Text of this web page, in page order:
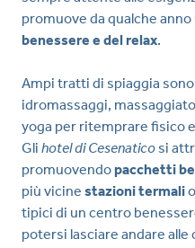
promuove da qualche anno
benessere e del relax.
Ampi tratti di spiaggia
idromassaggi,
yoga per ritemprare fisico
Gli hotel di Cesenatico si
promuovendopacchetti
più vicine stazioni termali
tipici di un centro
potersi lasciare andare